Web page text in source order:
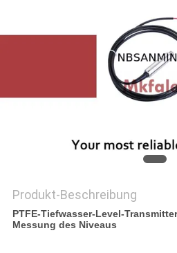
SITEMAP
Produkt-Beschreibung
PTFE-Tiefwasser-Level-
Messung des Niveaus